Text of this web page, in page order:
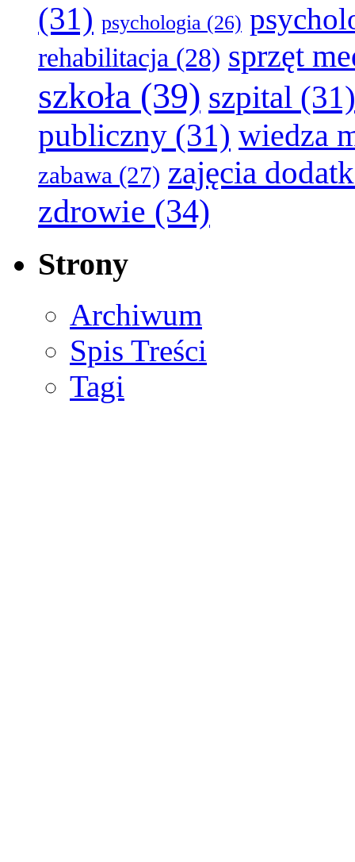
(31) psychologia (26)
rehabilitacja (28) sprzęt
szkoła (39) szpital (31)
publiczny (31) wiedza
zabawa (27) zajęcia
zdrowie (34)
Strony
Archiwum
Spis Treści
Tagi